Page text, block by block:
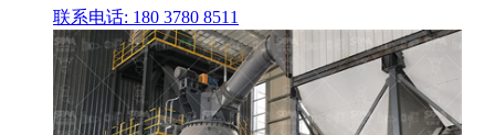
联系电话: 180 3780 8511